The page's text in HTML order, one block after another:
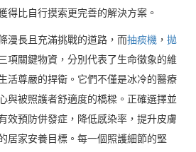
得比自行摸索更完善的解決方案。
漫長且充滿挑戰的道路，而抽痰機 ， 拋
項關鍵物資，分別代表了生命徵象的維
活尊嚴的捍衛。它們不僅是冰冷的醫療
與被照護者舒適度的橋樑。正確選擇並
效預防併發症，降低感染率，提升皮膚
居家安養目標。每一個照護細節的堅